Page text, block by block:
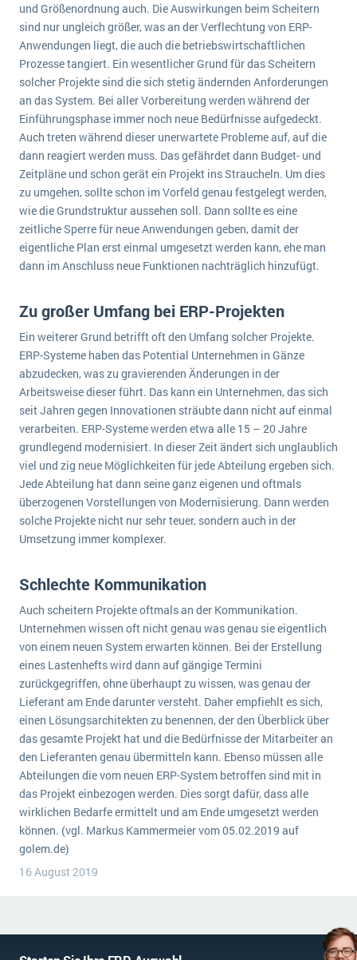
und Größenordnung auch. Die Auswirkungen beim Scheitern
sind nur ungleich größer, was an der Verflechtung von ERP-
Anwendungen liegt, die auch die betriebswirtschaftlichen
Prozesse tangiert. Ein wesentlicher Grund für das Scheitern
solcher Projekte sind die sich stetig ändernden Anforderungen
an das System. Bei aller Vorbereitung werden während der
Einführungsphase immer noch neue Bedürfnisse aufgedeckt.
Auch treten während dieser unerwartete Probleme auf, auf die
dann reagiert werden muss. Das gefährdet dann Budget- und
Zeitpläne und schon gerät ein Projekt ins Straucheln. Um dies
zu umgehen, sollte schon im Vorfeld genau festgelegt werden,
wie die Grundstruktur aussehen soll. Dann sollte es eine
zeitliche Sperre für neue Anwendungen geben, damit der
eigentliche Plan erst einmal umgesetzt werden kann, ehe man
dann im Anschluss neue Funktionen nachträglich hinzufügt.
Zu großer Umfang bei ERP-Projekten
Ein weiterer Grund betrifft oft den Umfang solcher Projekte.
ERP-Systeme haben das Potential Unternehmen in Gänze
abzudecken, was zu gravierenden Änderungen in der
Arbeitsweise dieser führt. Das kann ein Unternehmen, das sich
seit Jahren gegen Innovationen sträubte dann nicht auf einmal
verarbeiten. ERP-Systeme werden etwa alle 15 – 20 Jahre
grundlegend modernisiert. In dieser Zeit ändert sich unglaublich
viel und zig neue Möglichkeiten für jede Abteilung ergeben sich.
Jede Abteilung hat dann seine ganz eigenen und oftmals
überzogenen Vorstellungen von Modernisierung. Dann werden
solche Projekte nicht nur sehr teuer, sondern auch in der
Umsetzung immer komplexer.
Schlechte Kommunikation
Auch scheitern Projekte oftmals an der Kommunikation.
Unternehmen wissen oft nicht genau was genau sie eigentlich
von einem neuen System erwarten können. Bei der Erstellung
eines Lastenhefts wird dann auf gängige Termini
zurückgegriffen, ohne überhaupt zu wissen, was genau der
Lieferant am Ende darunter versteht. Daher empfiehlt es sich,
einen Lösungsarchitekten zu benennen, der den Überblick über
das gesamte Projekt hat und die Bedürfnisse der Mitarbeiter an
den Lieferanten genau übermitteln kann. Ebenso müssen alle
Abteilungen die vom neuen ERP-System betroffen sind mit in
das Projekt einbezogen werden. Dies sorgt dafür, dass alle
wirklichen Bedarfe ermittelt und am Ende umgesetzt werden
können. (vgl. Markus Kammermeier vom 05.02.2019 auf
golem.de)
16 August 2019